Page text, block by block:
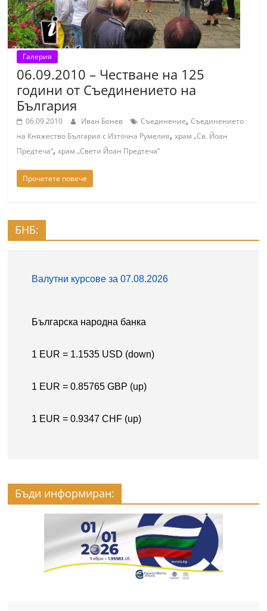
Галерия
06.09.2010 – Честване на 125
години от Съединението на
България
06.09.2010 Иван Бонев Съединение,Съединението
на Княжество България с Източна Румелия,храм „Св. Йоан
Предтеча“,храм „Свети Йоан Предтеча“
Прочетете повече
БНБ:
Бъди информиран: